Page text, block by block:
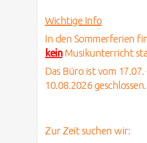
Wichtige Info
In den Sommerferien
keinMusikunterricht
Das Büro ist vom 17.07.
10.08.2026 geschlossen.
Zur Zeit suchen wir: